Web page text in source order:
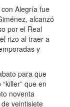
Alegría fue
alcanzó
por el Real
rizo al traer a
y
para que
que en
noventa
veintisiete